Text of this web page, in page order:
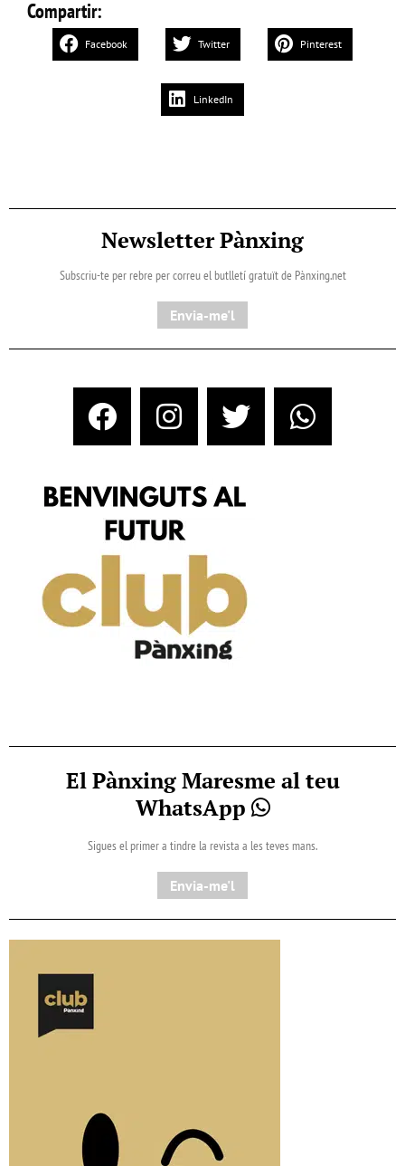
Compartir:
Facebook Twitter Pinterest
LinkedIn
Newsletter Pànxing
Subscriu-te per rebre per correu el butlletí gratuït de Pànxing.net​
Envia-me'l
El Pànxing Maresme al teu
WhatsApp
Sigues el primer a tindre la revista a les teves mans.
Envia-me'l